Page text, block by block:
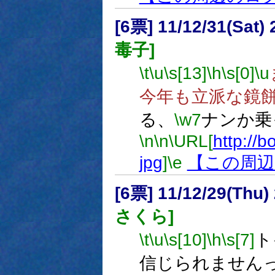
[6票] 11/12/31(Sat)
毒子]
\t\u\s[13]\h\s[0]\u
今年も立派な鏡
る、 \w7ナンか
\n\n\URL[http://
jpg]\e
【この周
[6票] 11/12/
さくら]
\t\u\s[10]\h\s[7]
信じられません